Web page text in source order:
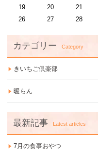
19
20 21
26
27 28
カテゴリー Category
きいちご倶楽部
暖らん
最新記事 Latest articles
7月の食事おやつ